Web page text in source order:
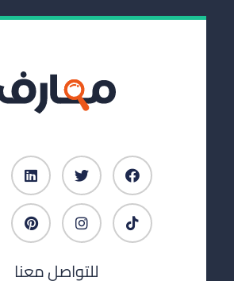
للتواصل معنا